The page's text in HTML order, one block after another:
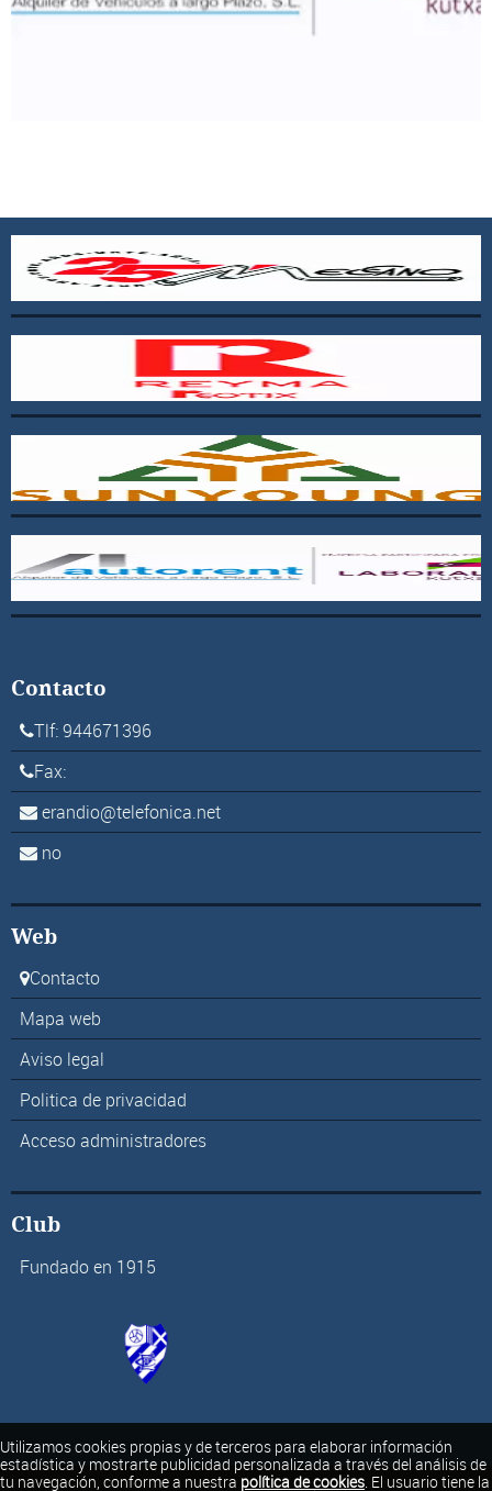
Contacto
Tlf: 944671396
Fax:
erandio@telefonica.net
no
Web
Contacto
Mapa web
Aviso legal
Politica de privacidad
Acceso administradores
Club
Fundado en 1915
Utilizamos cookies propias y de terceros para elaborar información
estadística y mostrarte publicidad personalizada a través del análisis de
tu navegación, conforme a nuestra política de cookies. El usuario tiene la